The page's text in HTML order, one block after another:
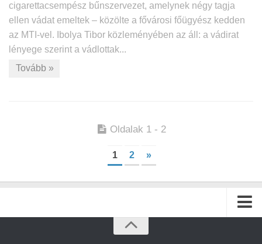
cigarettacsempész bűnszervezet, amelynek négy tagja
ellen vádat emeltek – közölte a fővárosi főügyész kedden
az MTI-vel. Ibolya Tibor közleményében az áll: a vádirat
lényege szerint a vádlottak...
Tovább »
Oldalak 1 - 2
1 2 »